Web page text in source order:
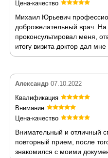
Цена-качество
Михаил Юрьевич
доброжелательный врач.
проконсультировал меня,
итогу визита доктор дал
Александр 07.10.2022
Квалификация
Внимание
Цена-качество
Внимательный и отличный
повторный прием, после
знакомился с моими